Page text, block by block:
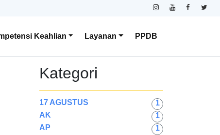
Keahlian Layanan PPDB
Kategori
17 AGUSTUS
1
AK
1
AP
1